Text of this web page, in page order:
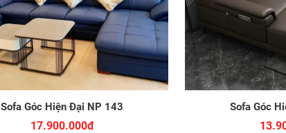
Sofa Góc Hiện Đại NP 143
17.900.000đ
Sofa Góc